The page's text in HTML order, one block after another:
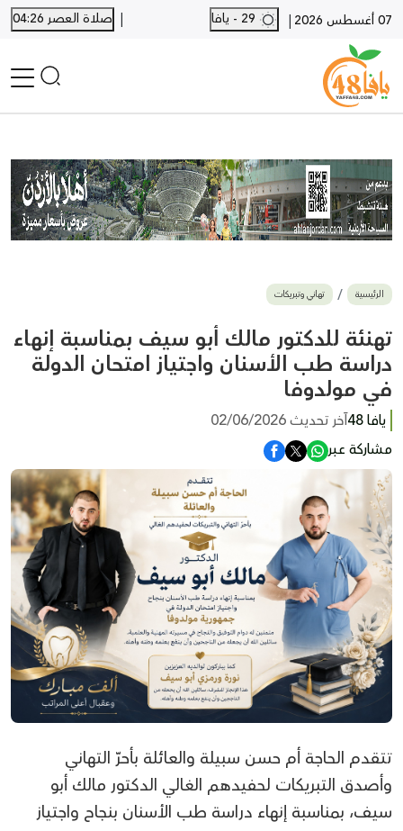
07 أغسطس 2026 |
| صلاة العصر 04:26
أخبار محلية
أخبار يافا
SHORTS
أخبار اللد والرملة
بيع وشراء
أخبار القدس
وفيات
المزيد
الرئيسية تهاني وتبريكات
تهنئة للدكتور مالك أبو سيف بمناسبة إنهاء
دراسة طب الأسنان واجتياز امتحان الدولة
في مولدوفا
يافا 48
آخر تحديث 02/06/2026
مشاركة عبر
تتقدم الحاجة أم حسن سبيلة والعائلة بأحرّ التهاني
وأصدق التبريكات لحفيدهم الغالي الدكتور مالك أبو
سيف، بمناسبة إنهاء دراسة طب الأسنان بنجاح واجتياز